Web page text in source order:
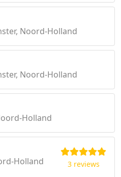
Noord-Holland
Noord-Holland
Holland
Holland
3 reviews